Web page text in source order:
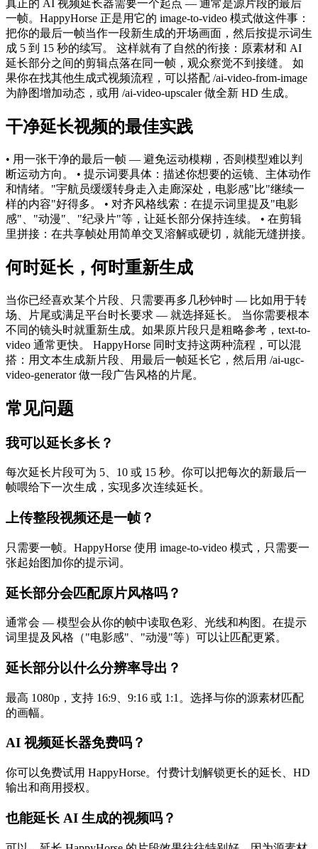
真正的 AI 视频延长器需要一个起点 — 通常是源片段的最后
一帧。HappyHorse 正是用它的 image-to-video 模式做这件事：
把你的最后一帧当作一段新生成的开场画面，然后按提示词生
成 5 到 15 秒的续写。 这样就有了自然的衔接：原素材和 AI
延长部分之间的剪辑点落在同一帧，观众察觉不到接缝。 如
果你在找其他生成式视频流程，可以搭配 /ai-video-from-image
为静图增加动态，或用 /ai-video-upscaler 做全新 HD 生成。
干净延长视频的最佳实践
• 用一张干净的最后一帧 — 避免运动模糊，否则模型难以判
断运动方向。 • 提示词要具体：描述你想要的运镜、主体动作
和情绪。"宇航员缓缓转身走入走廊深处，电影感"比"继续一
样的内容"好得多。 • 对齐风格线索：在提示词里提及"电影
感"、"动漫"、"纪录片"等，让延长部分保持连续。 • 在剪辑
里拼接：在共享帧处用简单交叉溶解或硬切，就能无缝拼接。
何时延长，何时重新生成
当你已经喜欢某个片段、只需要再多几秒钟时 — 比如用于转
场、片尾或满足平台时长要求 — 就选择延长。 当你需要根本
不同的镜头时就重新生成。如果原片段只是粗略参考，text-to-
video 通常更快。 HappyHorse 同时支持这两种流程，可以混
搭：用文本生成新片段、用最后一帧延长它，然后用 /ai-ugc-
video-generator 做一段广告风格的片尾。
常见问题
我可以延长多长？
每次延长片段可为 5、10 或 15 秒。你可以把每次的新最后一
帧喂给下一次生成，实现多次连续延长。
上传整段视频还是一帧？
只需要一帧。HappyHorse 使用 image-to-video 模式，只需要一
张起始图加你的提示词。
延长部分会匹配原片风格吗？
通常会 — 模型会从你的帧中读取色彩、光线和构图。在提示
词里提及风格（"电影感"、"动漫"等）可以让匹配更紧。
延长部分以什么分辨率导出？
最高 1080p，支持 16:9、9:16 或 1:1。选择与你的源素材匹配
的画幅。
AI 视频延长器免费吗？
你可以免费试用 HappyHorse。付费计划解锁更长的延长、HD
输出和商用授权。
也能延长 AI 生成的视频吗？